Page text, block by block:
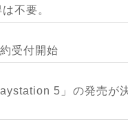
不要。
受付開始
5」の発売が